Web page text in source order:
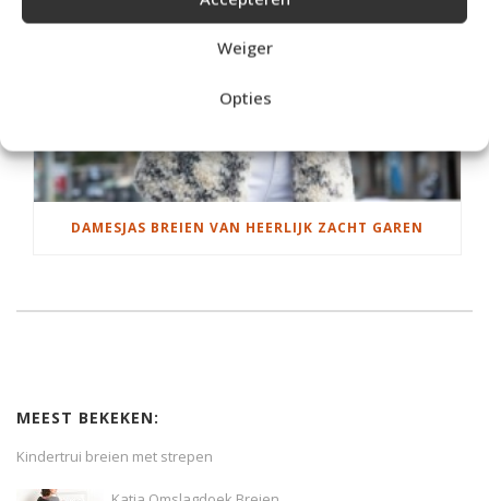
Weiger
Opties
DAMESJAS BREIEN VAN HEERLIJK ZACHT GAREN
MEEST BEKEKEN:
Kindertrui breien met strepen